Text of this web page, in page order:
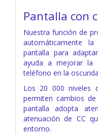
Pantalla con
Nuestra función de
automáticamente
pantalla para
ayuda a mejorar la
teléfono en la
Los 20 000 niveles
permiten cambios
pantalla adopta
atenuación de CC
entorno.